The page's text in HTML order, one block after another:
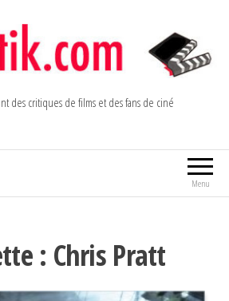
des critiques de films et des fans de ciné
Menu
: Chris Pratt